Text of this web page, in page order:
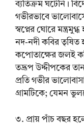
ব্যতিক্রম ঘটেনি।
গভীরভাবে
স্বপ্নের ঘোরে
নদ-নদী কবির তৃষিত
কপোতাক্ষের জলই
তদ্রূপ উদ্দীপকের
প্রতি গভীর
গ্রামটিকে; যেমন
৩. প্রায় পাঁচ বছর